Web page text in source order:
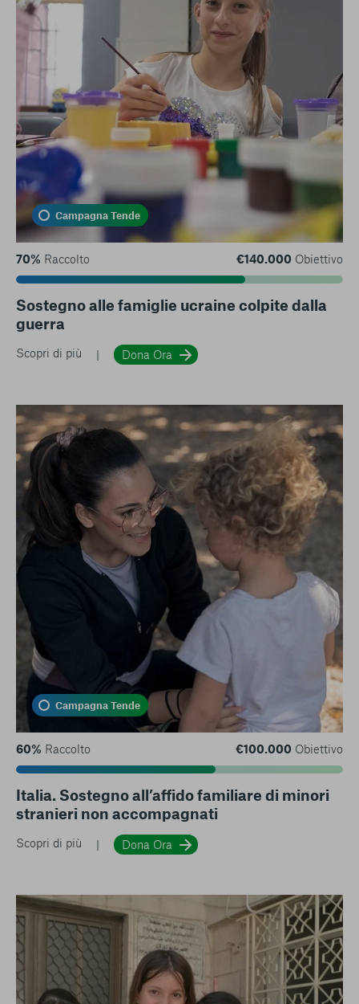
Campagna Tende
70% Raccolto €140.000 Obiettivo
Sostegno alle famiglie ucraine colpite dalla
guerra
Scopri di più Dona Ora
Campagna Tende
60% Raccolto €100.000 Obiettivo
Italia. Sostegno all’affido familiare di minori
stranieri non accompagnati
Scopri di più Dona Ora